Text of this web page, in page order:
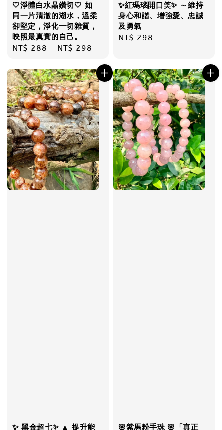
🤍淨體白水晶鑽切🤍 如
同一片清澈的湖水，溫柔
卻堅定，淨化一切雜質，
映照最真實的自己。
Regular
NT$ 288 - NT$ 298
✨紅瑪瑙開口笑✨ ～維持
身心和諧、增強愛、忠誠
及勇氣
Regular
NT$ 298
✨ 黑金超七✨ ▲ 提升能
🌸紫馬粉手珠 🌸「真正